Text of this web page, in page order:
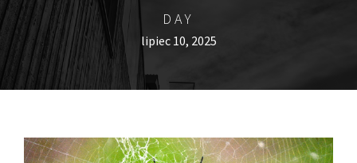
DAY
lipiec 10, 2025